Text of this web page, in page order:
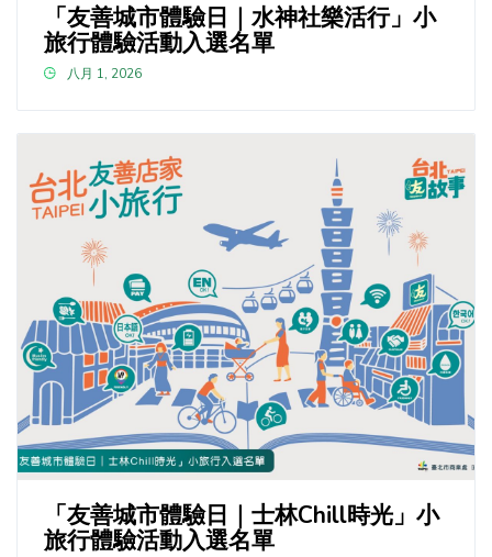
「友善城市體驗日｜水神社樂活行」小
旅行體驗活動入選名單
八月 1, 2026
「友善城市體驗日｜士林Chill時光」小
旅行體驗活動入選名單